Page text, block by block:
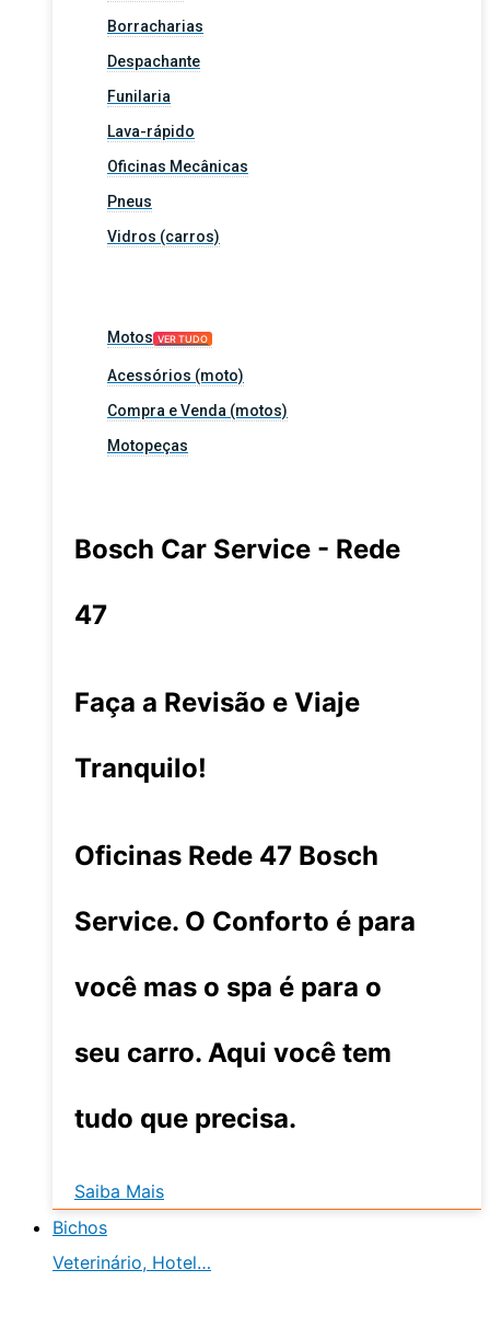
Borracharias
Despachante
Funilaria
Lava-rápido
Oficinas Mecânicas
Pneus
Vidros (carros)
Motos VER TUDO
Acessórios (moto)
Compra e Venda (motos)
Motopeças
Bosch Car Service - Rede
47
Faça a Revisão e Viaje
Tranquilo!
Oficinas Rede 47 Bosch
Service. O Conforto é para
você mas o spa é para o
seu carro. Aqui você tem
tudo que precisa.
Saiba Mais
Bichos
Veterinário, Hotel…